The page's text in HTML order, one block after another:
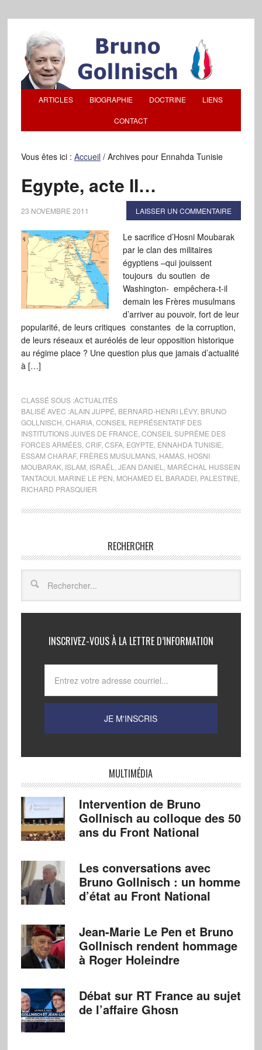
ARTICLES BIOGRAPHIE DOCTRINE LIENS
CONTACT
Vous êtes ici : Accueil /Archives pour Ennahda Tunisie
Egypte, acte II…
23 NOVEMBRE 2011 LAISSER UN COMMENTAIRE
Le sacrifice d’Hosni Moubarak
par le clan des militaires
égyptiens –qui jouissent
toujours du soutien de
Washington- empêchera-t-il
demain les Frères musulmans
d’arriver au pouvoir, fort de leur
popularité, de leurs critiques constantes de la corruption,
de leurs réseaux et auréolés de leur opposition historique
au régime place ? Une question plus que jamais d’actualité
à […]
CLASSÉ SOUS :ACTUALITÉS
BALISÉ AVEC :ALAIN JUPPÉ BERNARD-HENRI LÉVY, BRUNO
GOLLNISCH CHARIA, CONSEIL REPRÉSENTATIF DES
INSTITUTIONS JUIVES DE FRANCE CONSEIL SUPRÊME DES
FORCES ARMÉES, CRIF, CSFA, EGYPTE ENNAHDA TUNISIE
ESSAM CHARAF, FRÈRES MUSULMANS, HAMAS, HOSNI
MOUBARAK, ISLAM ISRAËL JEAN DANIEL
MARÉCHAL HUSSEIN
TANTAOUI, MARINE LE PEN MOHAMED EL BARADEI, PALESTINE
RICHARD PRASQUIER
RECHERCHER
INSCRIVEZ-VOUS À LA LETTRE D’INFORMATION
MULTIMÉDIA
Intervention de Bruno
Gollnisch au colloque des 50
ans du Front National
Les conversations avec
Bruno Gollnisch : un homme
d’état au Front National
Jean-Marie Le Pen et Bruno
Gollnisch rendent hommage
à Roger Holeindre
Débat sur RT France au sujet
de l’affaire Ghosn